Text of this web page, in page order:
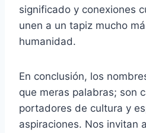
significado y conexiones
unen a un tapiz mucho
humanidad.
En conclusión, los
que meras palabras; son
portadores de cultura y
aspiraciones. Nos invitan